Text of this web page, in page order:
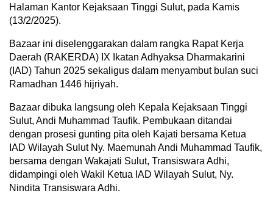
Halaman Kantor Kejaksaan Tinggi Sulut, pada Kamis
(13/2/2025).
Bazaar ini diselenggarakan dalam rangka Rapat Kerja
Daerah (RAKERDA) IX Ikatan Adhyaksa Dharmakarini
(IAD) Tahun 2025 sekaligus dalam menyambut bulan suci
Ramadhan 1446 hijriyah.
Bazaar dibuka langsung oleh Kepala Kejaksaan Tinggi
Sulut, Andi Muhammad Taufik. Pembukaan ditandai
dengan prosesi gunting pita oleh Kajati bersama Ketua
IAD Wilayah Sulut Ny. Maemunah Andi Muhammad Taufik,
bersama dengan Wakajati Sulut, Transiswara Adhi,
didampingi oleh Wakil Ketua IAD Wilayah Sulut, Ny.
Nindita Transiswara Adhi.